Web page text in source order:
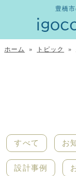
豊橋
ホーム » トピック »
すべて お
設計事例